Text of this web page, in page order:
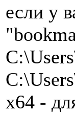
если у
x64 -